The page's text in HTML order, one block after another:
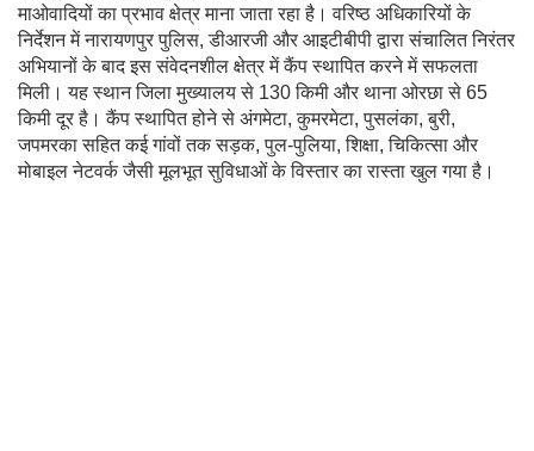
माओवादियों का प्रभाव क्षेत्र माना जाता रहा है। वरिष्ठ अधिकारियों के
निर्देशन में नारायणपुर पुलिस, डीआरजी और आइटीबीपी द्वारा संचालित निरंतर
अभियानों के बाद इस संवेदनशील क्षेत्र में कैंप स्थापित करने में सफलता
मिली। यह स्थान जिला मुख्यालय से 130 किमी और थाना ओरछा से 65
किमी दूर है। कैंप स्थापित होने से अंगमेटा, कुमरमेटा, पुसलंका, बुरी,
जपमरका सहित कई गांवों तक सड़क, पुल-पुलिया, शिक्षा, चिकित्सा और
मोबाइल नेटवर्क जैसी मूलभूत सुविधाओं के विस्तार का रास्ता खुल गया है।